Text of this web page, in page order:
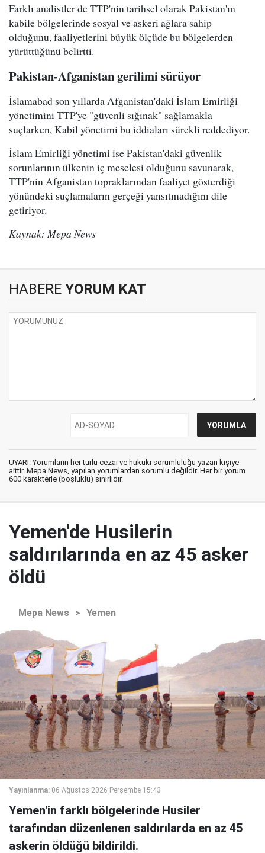
Farklı analistler de TTP'nin tarihsel olarak Pakistan'ın
kabile bölgelerinde sosyal ve askeri ağlara sahip
olduğunu, faaliyetlerini büyük ölçüde bu bölgelerden
yürüttüğünü belirtti.
Pakistan-Afganistan gerilimi sürüyor
İslamabad son yıllarda Afganistan'daki İslam Emirliği
yönetimini TTP'ye "güvenli sığınak" sağlamakla
suçlarken, Kabil yönetimi bu iddiaları sürekli reddediyor.
İslam Emirliği yönetimi ise Pakistan'daki güvenlik
sorunlarının ülkenin iç meselesi olduğunu savunarak,
TTP'nin Afganistan topraklarından faaliyet gösterdiği
yönündeki suçlamaların gerçeği yansıtmadığını dile
getiriyor.
Kaynak: Mepa News
HABERE YORUM KAT
UYARI: Yorumların her türlü cezai ve hukuki sorumluluğu yazan kişiye
aittir. Mepa News, yapılan yorumlardan sorumlu değildir. Her bir yorum
600 karakterle (boşluklu) sınırlıdır.
Yemen'de Husilerin
saldırılarında en az 45 asker
öldü
Mepa News > Yemen
Yayınlanma: 06 Ağustos 2026 Perşembe 15:43
Yemen'in farklı bölgelerinde Husiler
tarafından düzenlenen saldırılarda en az 45
askerin öldüğü bildirildi.